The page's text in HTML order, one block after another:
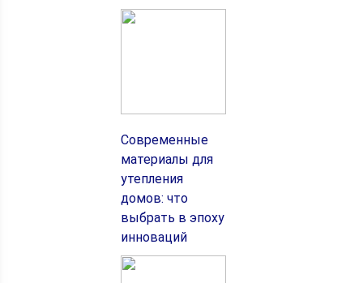
Современные
материалы для
утепления
домов: что
выбрать в эпоху
инноваций